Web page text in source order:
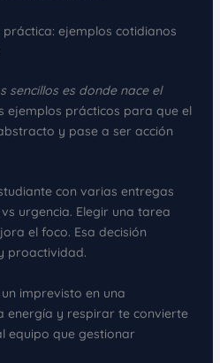
ejemplos cotidianos
sencillos es donde nace el
ejemplos prácticos para que el
y pase a ser acción
con varias entregas
urgencia. Elegir una tarea
el foco. Esa decisión
proactividad.
imprevisto en una
energía y respirar te convierte
equipo que gestionar